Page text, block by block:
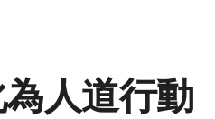
人道行動